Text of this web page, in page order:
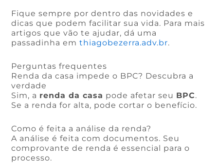
Fique sempre por dentro das novidades e
dicas que podem facilitar sua vida. Para mais
artigos que vão te ajudar, dá uma
passadinha emthiagobezerra.adv.br.
Perguntas frequentes
Renda da casa impede o BPC? Descubra a
verdade
Sim, a renda da casa pode afetar seu BPC.
Se a renda for alta, pode cortar o benefício.
Como é feita a análise da renda?
A análise é feita com documentos. Seu
comprovante de renda é essencial para o
processo.